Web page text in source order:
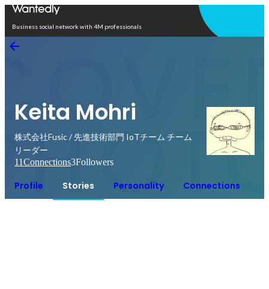
Business social network with 4M professionals
Keita Mohri
株式会社Fusic / 先進技術部門 IoTチーム チーム
リーダー
11Connections3Followers
Profile Stories Personality Connections